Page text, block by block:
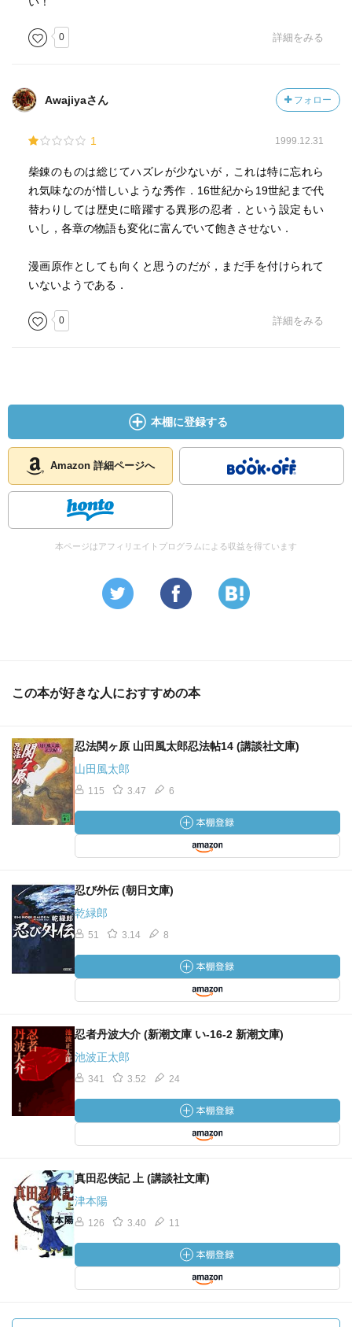
0 詳細をみる
Awajiyaさん フォロー
1 1999.12.31
柴錬のものは総じてハズレが少ないが，これは特に忘れら
れ気味なのが惜しいような秀作．16世紀から19世紀まで代
替わりしては歴史に暗躍する異形の忍者．という設定もい
いし，各章の物語も変化に富んでいて飽きさせない．
漫画原作としても向くと思うのだが，まだ手を付けられて
いないようである．
0 詳細をみる
本棚に登録する
Amazon 詳細ページへ
本ページはアフィリエイトプログラムによる収益を得ています
この本が好きな人におすすめの本
忍法関ヶ原 山田風太郎忍法帖14 (講談社文庫)
山田風太郎
115 3.47 6
忍び外伝 (朝日文庫)
乾緑郎
51 3.14 8
忍者丹波大介 (新潮文庫 い-16-2 新潮文庫)
池波正太郎
341 3.52 24
真田忍侠記 上 (講談社文庫)
津本陽
126 3.40 11